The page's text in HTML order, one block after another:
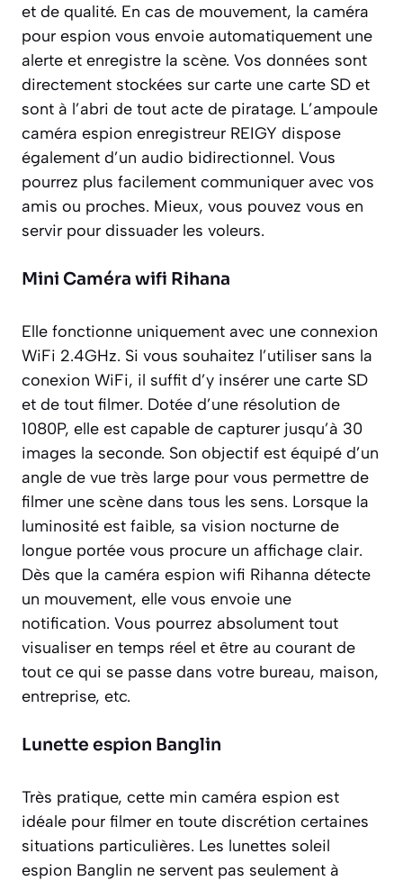
et de qualité. En cas de mouvement, la caméra
pour espion vous envoie automatiquement une
alerte et enregistre la scène. Vos données sont
directement stockées sur carte une carte SD et
sont à l’abri de tout acte de piratage. L’ampoule
caméra espion enregistreur REIGY dispose
également d’un audio bidirectionnel. Vous
pourrez plus facilement communiquer avec vos
amis ou proches. Mieux, vous pouvez vous en
servir pour dissuader les voleurs.
Mini Caméra wifi Rihana
Elle fonctionne uniquement avec une connexion
WiFi 2.4GHz. Si vous souhaitez l’utiliser sans la
conexion WiFi, il suffit d’y insérer une carte SD
et de tout filmer. Dotée d’une résolution de
1080P, elle est capable de capturer jusqu’à 30
images la seconde. Son objectif est équipé d’un
angle de vue très large pour vous permettre de
filmer une scène dans tous les sens. Lorsque la
luminosité est faible, sa vision nocturne de
longue portée vous procure un affichage clair.
Dès que la caméra espion wifi Rihanna détecte
un mouvement, elle vous envoie une
notification. Vous pourrez absolument tout
visualiser en temps réel et être au courant de
tout ce qui se passe dans votre bureau, maison,
entreprise, etc.
Lunette espion Banglin
Très pratique, cette min caméra espion est
idéale pour filmer en toute discrétion certaines
situations particulières. Les lunettes soleil
espion Banglin ne servent pas seulement à